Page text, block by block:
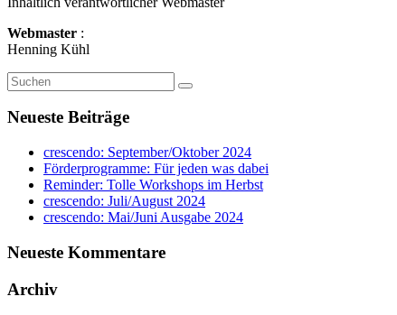
Webmaster :
Henning Kühl
Neueste Beiträge
crescendo: September/Oktober 2024
Förderprogramme: Für jeden was dabei
Reminder: Tolle Workshops im Herbst
crescendo: Juli/August 2024
crescendo: Mai/Juni Ausgabe 2024
Neueste Kommentare
Archiv